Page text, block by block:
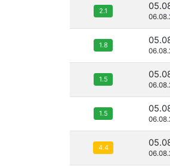
2.1
1.8
1.5
1.5
4.4